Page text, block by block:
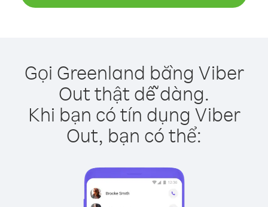
Gọi Greenland bằng Viber
Out thật dễ dàng.
Khi bạn có tín dụng Viber
Out, bạn có thể: